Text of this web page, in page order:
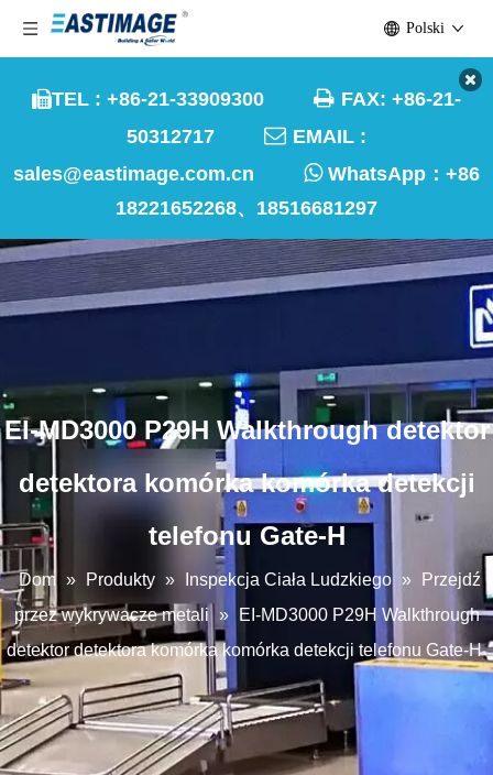
TEL : +86-21-33909300  FAX: +86-21-
50312717  EMAIL :
sales@eastimage.com.cn
WhatsApp： +86
18221652268、18516681297
Polski
EI-MD3000 P29H Walkthrough detektor
detektora komórka komórka detekcji
telefonu Gate-H
Dom » Produkty » Inspekcja Ciała Ludzkiego »
Przejdź
przez wykrywacze metali »
EI-MD3000 P29H Walkthrough
detektor detektora komórka komórka detekcji telefonu Gate-H